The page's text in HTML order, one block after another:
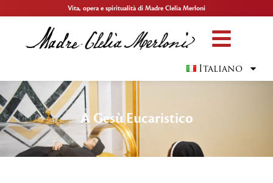
Vita, opera e spiritualità di Madre Clelia Merloni
Italiano
A Gesù Eucaristico